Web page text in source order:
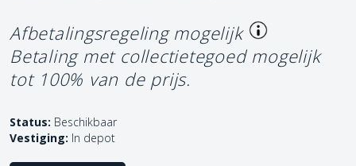
Afbetalingsregeling mogelijk
Betaling met collectietegoed mogelijk
tot 100% van de prijs.
Status: Beschikbaar
Vestiging: In depot